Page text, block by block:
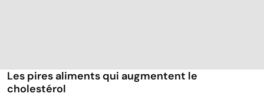
Les pires aliments qui augmentent le
cholestérol